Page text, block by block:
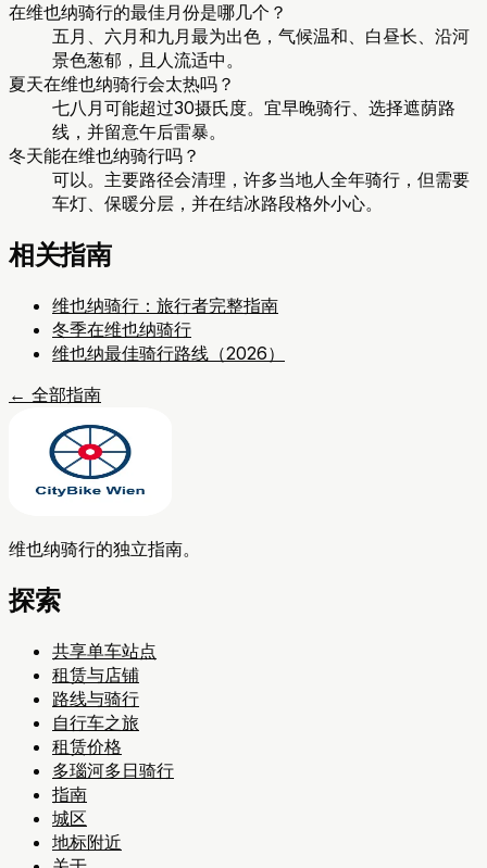
在维也纳骑行的最佳月份是哪几个？
五月、六月和九月最为出色，气候温和、白昼长、沿河
景色葱郁，且人流适中。
夏天在维也纳骑行会太热吗？
七八月可能超过30摄氏度。宜早晚骑行、选择遮荫路
线，并留意午后雷暴。
冬天能在维也纳骑行吗？
可以。主要路径会清理，许多当地人全年骑行，但需要
车灯、保暖分层，并在结冰路段格外小心。
相关指南
维也纳骑行：旅行者完整指南
冬季在维也纳骑行
维也纳最佳骑行路线（2026）
← 全部指南
维也纳骑行的独立指南。
探索
共享单车站点
租赁与店铺
路线与骑行
自行车之旅
租赁价格
多瑙河多日骑行
指南
城区
地标附近